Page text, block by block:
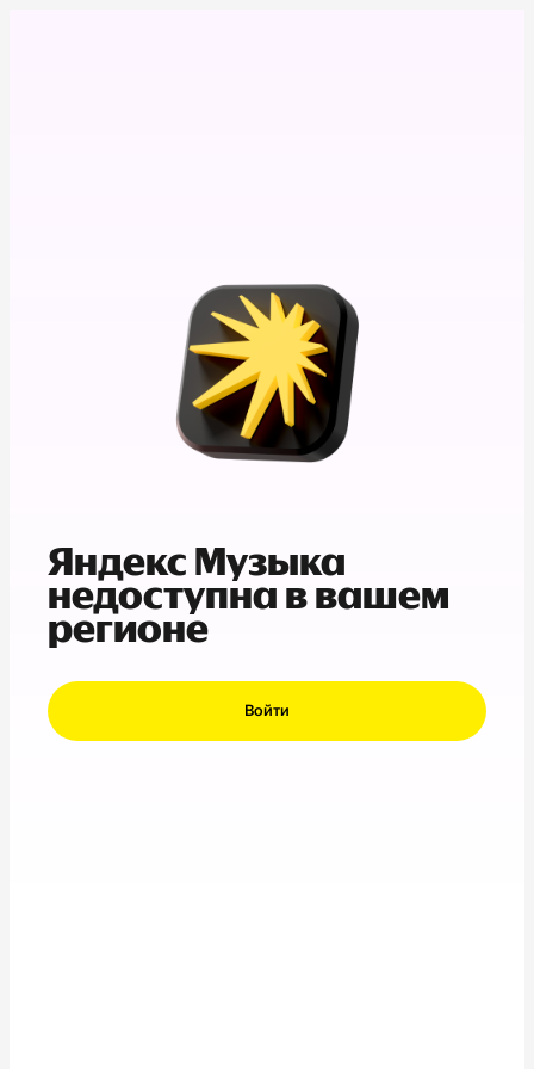
Яндекс Музыка
недоступна в вашем
регионе
Войти